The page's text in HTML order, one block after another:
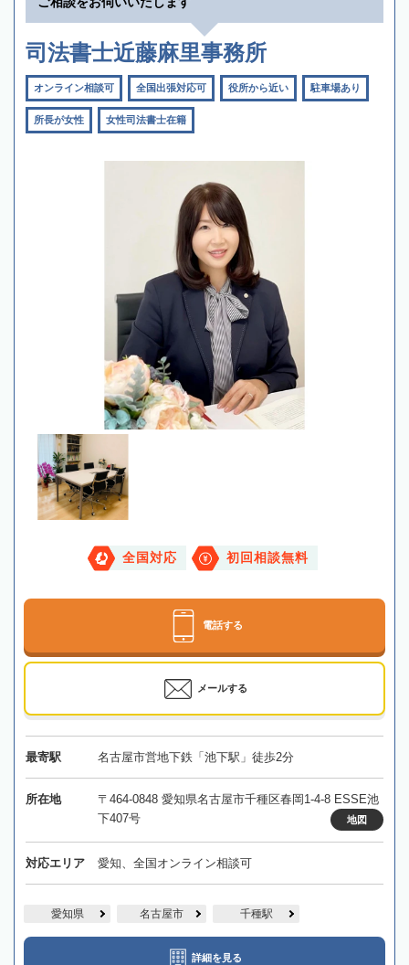
司法書士近藤麻里事務所
オンライン相談可 全国出張対応可 役所から近い 駐車場あり
所長が女性 女性司法書士在籍
全国対応 初回相談無料
電話する
メールする
最寄駅 名古屋市営地下鉄「池下駅」徒歩2分
所在地
〒464-0848 愛知県名古屋市千種区春岡1-4-8 ESSE池
下407号
地図
対応エリア 愛知、全国オンライン相談可
愛知県 名古屋市 千種駅
詳細を見る